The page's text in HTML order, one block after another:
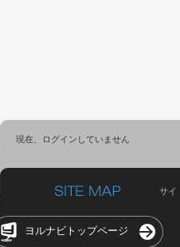
現在、ログインしていません
サイ
ヨルナビトップページ